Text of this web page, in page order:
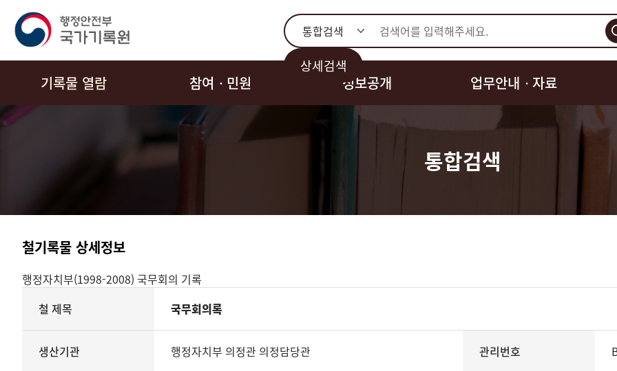
통합검색
상세검색
기록물 열람 참여ㆍ민원 정보공개 업무안내ㆍ자료
통합검색
철기록물 상세정보
행정자치부(1998-2008) 국무회의 기록
철의
관리번호
생산년도
철 제목 국무회의록
생산기관 행정자치부 의정관 의정담당관 관리번호